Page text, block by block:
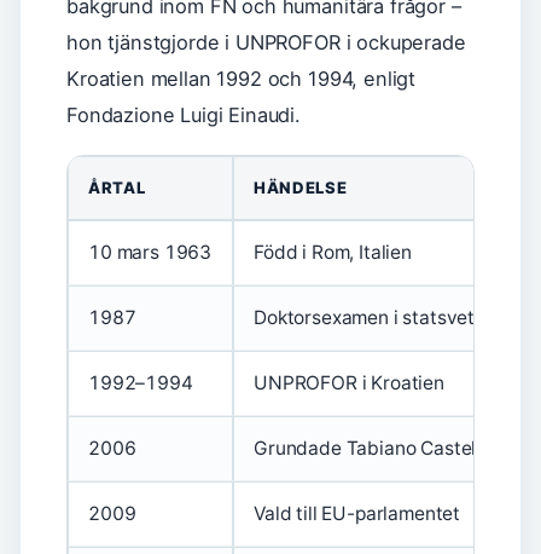
bakgrund inom FN och humanitära frågor –
hon tjänstgjorde i UNPROFOR i ockuperade
Kroatien mellan 1992 och 1994, enligt
Fondazione Luigi Einaudi.
ÅRTAL HÄNDELSE
10 mars 1963 Född i Rom, Italien
1987 Doktorsexamen i statsvetenskap
1992–1994 UNPROFOR i Kroatien
2006 Grundade Tabiano Castello
2009 Vald till EU-parlamentet